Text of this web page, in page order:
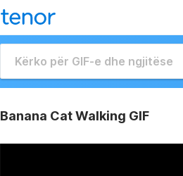
Banana Cat Walking GIF